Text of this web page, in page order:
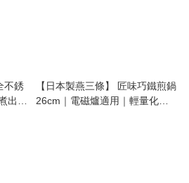
不銹
出極
【日本製燕三條】 匠味巧鐵煎鍋
26cm｜電磁爐適用｜輕量化不